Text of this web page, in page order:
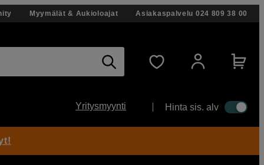
Myymälät & Aukioloajat Asiakaspalvelu 024 809 38 00
Yritysmyynti Hinta sis. alv